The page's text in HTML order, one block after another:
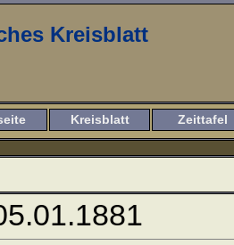
Kreisblatt
Kreisblatt Zeittafel